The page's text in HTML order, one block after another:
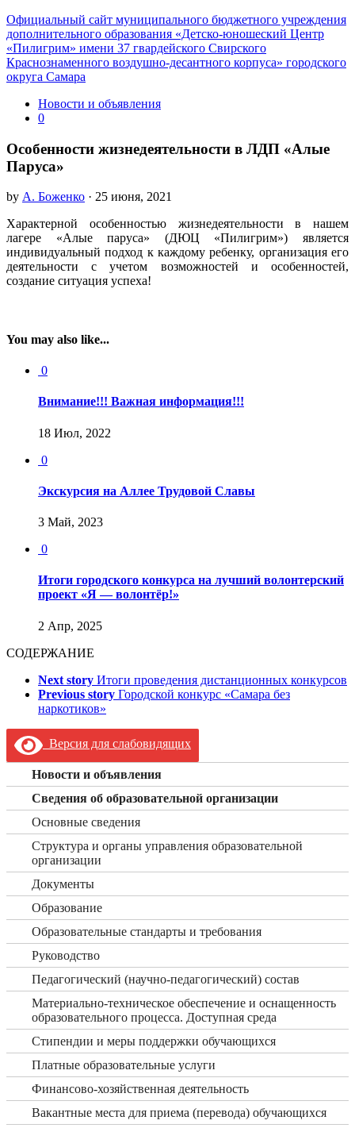
Официальный сайт муниципального бюджетного учреждения
дополнительного образования «Детско-юношеский Центр
«Пилигрим» имени 37 гвардейского Свирского
Краснознаменного воздушно-десантного корпуса» городского
округа Самара
Новости и объявления
0
Особенности жизнедеятельности в ЛДП «Алые
Паруса»
by А. Боженко · 25 июня, 2021
Характерной особенностью жизнедеятельности в нашем
лагере «Алые паруса» (ДЮЦ «Пилигрим») является
индивидуальный подход к каждому ребенку, организация его
деятельности с учетом возможностей и особенностей,
создание ситуация успеха!
You may also like...
0
Внимание!!! Важная информация!!!
18 Июл, 2022
0
Экскурсия на Аллее Трудовой Славы
3 Май, 2023
0
Итоги городского конкурса на лучший волонтерский
проект «Я — волонтёр!»
2 Апр, 2025
СОДЕРЖАНИЕ
Next story Итоги проведения дистанционных конкурсов
Previous story Городской конкурс «Самара без
наркотиков»
Версия для слабовидящих
Новости и объявления
Сведения об образовательной организации
Основные сведения
Структура и органы управления образовательной
организации
Документы
Образование
Образовательные стандарты и требования
Руководство
Педагогический (научно-педагогический) состав
Материально-техническое обеспечение и оснащенность
образовательного процесса. Доступная среда
Стипендии и меры поддержки обучающихся
Платные образовательные услуги
Финансово-хозяйственная деятельность
Вакантные места для приема (перевода) обучающихся